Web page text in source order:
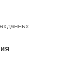
данных